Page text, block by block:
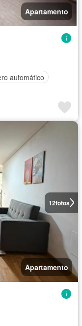
Apartamento
automático
12fotos
Apartamento